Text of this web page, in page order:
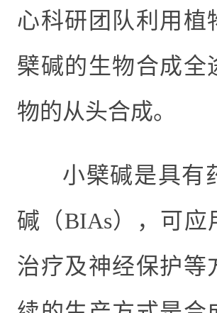
心科研团队利用植
檗碱的生物合成全
物的从头合成。
小檗碱是具有
碱（BIAs），可应
治疗及神经保护等